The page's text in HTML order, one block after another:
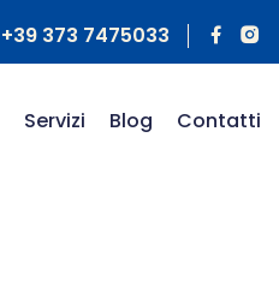
+39 373 7475033
Servizi Blog Contatti